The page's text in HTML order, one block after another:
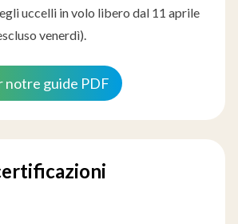
uccelli in volo libero dal 11 aprile
venerdì).
notre guide PDF